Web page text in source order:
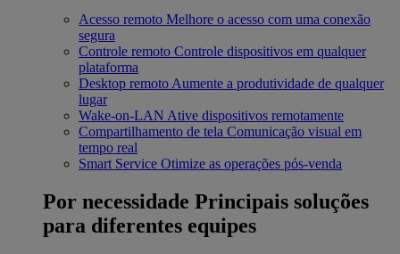
Acesso remoto Melhore o acesso com uma conexão
segura
Controle remoto Controle dispositivos em qualquer
plataforma
Desktop remoto Aumente a produtividade de qualquer
lugar
Wake-on-LAN Ative dispositivos remotamente
Compartilhamento de tela Comunicação visual em
tempo real
Smart Service Otimize as operações pós-venda
Por necessidade Principais soluções
para diferentes equipes